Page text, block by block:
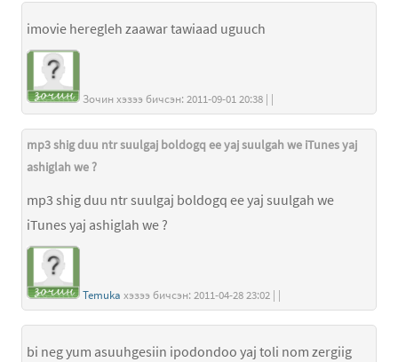
imovie heregleh zaawar tawiaad uguuch
Зочин хэзээ бичсэн: 2011-09-01 20:38 | |
mp3 shig duu ntr suulgaj boldogq ee yaj suulgah we iTunes yaj
ashiglah we ?
mp3 shig duu ntr suulgaj boldogq ee yaj suulgah we
iTunes yaj ashiglah we ?
Temuka хэзээ бичсэн: 2011-04-28 23:02 | |
bi neg yum asuuhgesiin ipodondoo yaj toli nom zergiig